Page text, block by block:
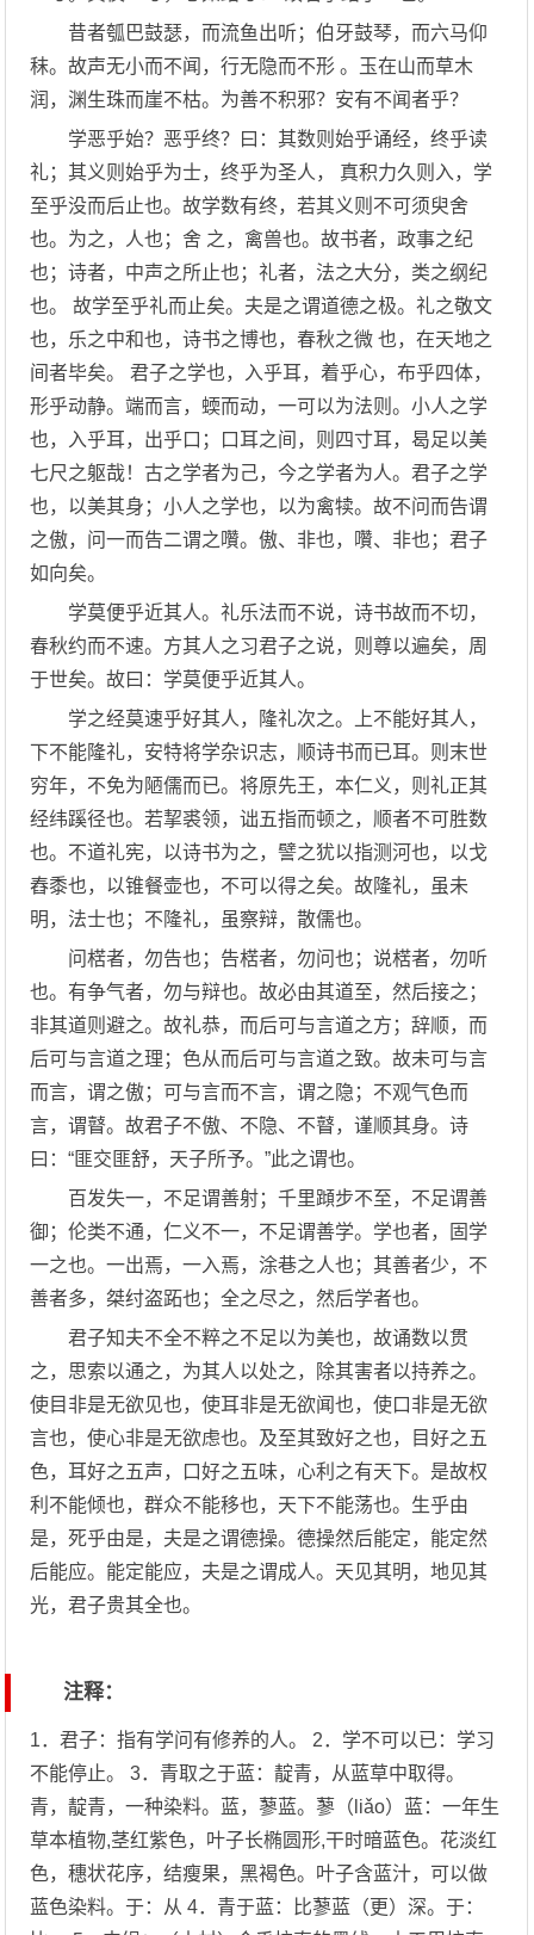
昔者瓠巴鼓瑟，而流鱼出听；伯牙鼓琴，而六马仰
秣。故声无小而不闻，行无隐而不形 。玉在山而草木
润，渊生珠而崖不枯。为善不积邪？安有不闻者乎？
学恶乎始？恶乎终？曰：其数则始乎诵经，终乎读
礼；其义则始乎为士，终乎为圣人， 真积力久则入，学
至乎没而后止也。故学数有终，若其义则不可须臾舍
也。为之，人也；舍 之，禽兽也。故书者，政事之纪
也；诗者，中声之所止也；礼者，法之大分，类之纲纪
也。 故学至乎礼而止矣。夫是之谓道德之极。礼之敬文
也，乐之中和也，诗书之博也，春秋之微 也，在天地之
间者毕矣。 君子之学也，入乎耳，着乎心，布乎四体，
形乎动静。端而言，蝡而动，一可以为法则。小人之学
也，入乎耳，出乎口；口耳之间，则四寸耳，曷足以美
七尺之躯哉！古之学者为己，今之学者为人。君子之学
也，以美其身；小人之学也，以为禽犊。故不问而告谓
之傲，问一而告二谓之囋。傲、非也，囋、非也；君子
如向矣。
学莫便乎近其人。礼乐法而不说，诗书故而不切，
春秋约而不速。方其人之习君子之说，则尊以遍矣，周
于世矣。故曰：学莫便乎近其人。
学之经莫速乎好其人，隆礼次之。上不能好其人，
下不能隆礼，安特将学杂识志，顺诗书而已耳。则末世
穷年，不免为陋儒而已。将原先王，本仁义，则礼正其
经纬蹊径也。若挈裘领，诎五指而顿之，顺者不可胜数
也。不道礼宪，以诗书为之，譬之犹以指测河也，以戈
舂黍也，以锥餐壶也，不可以得之矣。故隆礼，虽未
明，法士也；不隆礼，虽察辩，散儒也。
问楛者，勿告也；告楛者，勿问也；说楛者，勿听
也。有争气者，勿与辩也。故必由其道至，然后接之；
非其道则避之。故礼恭，而后可与言道之方；辞顺，而
后可与言道之理；色从而后可与言道之致。故未可与言
而言，谓之傲；可与言而不言，谓之隐；不观气色而
言，谓瞽。故君子不傲、不隐、不瞽，谨顺其身。诗
曰：“匪交匪舒，天子所予。”此之谓也。
百发失一，不足谓善射；千里蹞步不至，不足谓善
御；伦类不通，仁义不一，不足谓善学。学也者，固学
一之也。一出焉，一入焉，涂巷之人也；其善者少，不
善者多，桀纣盗跖也；全之尽之，然后学者也。
君子知夫不全不粹之不足以为美也，故诵数以贯
之，思索以通之，为其人以处之，除其害者以持养之。
使目非是无欲见也，使耳非是无欲闻也，使口非是无欲
言也，使心非是无欲虑也。及至其致好之也，目好之五
色，耳好之五声，口好之五味，心利之有天下。是故权
利不能倾也，群众不能移也，天下不能荡也。生乎由
是，死乎由是，夫是之谓德操。德操然后能定，能定然
后能应。能定能应，夫是之谓成人。天见其明，地见其
光，君子贵其全也。
注释：
1．君子：指有学问有修养的人。 2．学不可以已：学习
不能停止。 3．青取之于蓝：靛青，从蓝草中取得。
青，靛青，一种染料。蓝，蓼蓝。蓼（liǎo）蓝：一年生
草本植物,茎红紫色，叶子长椭圆形,干时暗蓝色。花淡红
色，穗状花序，结瘦果，黑褐色。叶子含蓝汁，可以做
蓝色染料。于：从 4．青于蓝：比蓼蓝（更）深。于：